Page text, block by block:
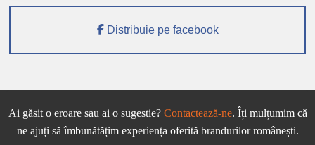
Distribuie pe facebook
Ai găsit o eroare sau ai o sugestie? Contactează-ne. Îți mulțumim că
ne ajuți să îmbunătățim experiența oferită brandurilor românești.